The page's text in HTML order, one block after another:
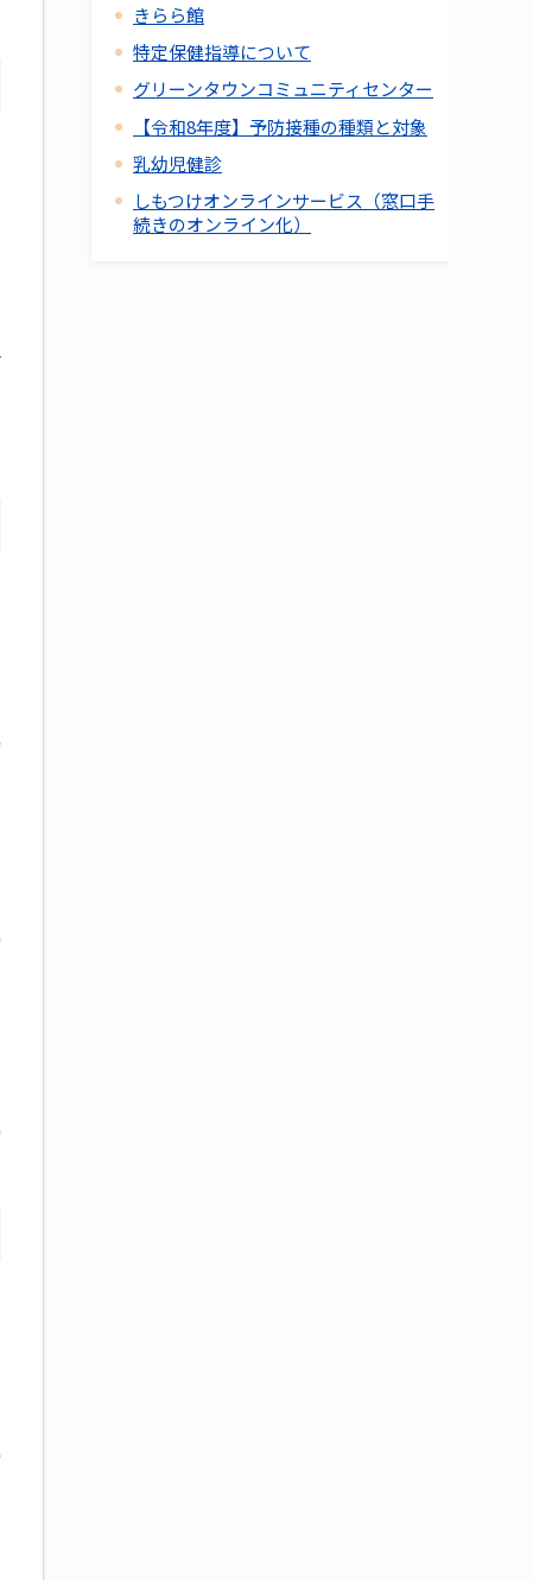
きらら館
特定保健指導について
グリーンタウンコミュニティセンター
【令和8年度】予防接種の種類と対象
乳幼児健診
しもつけオンラインサービス（窓口手
続きのオンライン化）